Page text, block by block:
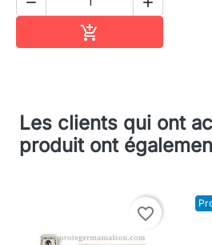

Les clients qui ont
produit ont
favorite_border